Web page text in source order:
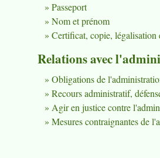
Passeport
Nom et prénom
Certificat, copie, légalisation
Relations avec
Obligations de
Recours administratif,
Agir en justice contre
Mesures contraignantes de